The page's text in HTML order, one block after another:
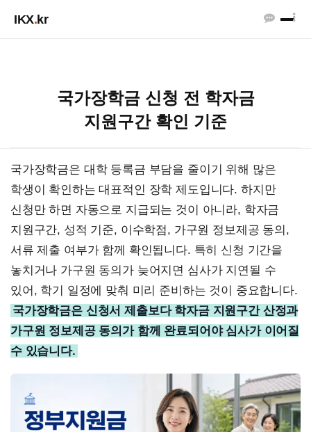
IKX.kr
국가장학금 신청 전 학자금
지원구간 확인 기준
국가장학금은 대학 등록금 부담을 줄이기 위해 많은
학생이 확인하는 대표적인 장학 제도입니다. 하지만
신청만 하면 자동으로 지급되는 것이 아니라, 학자금
지원구간, 성적 기준, 이수학점, 가구원 정보제공 동의,
서류 제출 여부가 함께 확인됩니다. 특히 신청 기간을
놓치거나 가구원 동의가 늦어지면 심사가 지연될 수
있어, 학기 일정에 맞춰 미리 준비하는 것이 중요합니다.
국가장학금은 신청서 제출보다 학자금 지원구간 산정과
가구원 정보제공 동의가 함께 완료되어야 심사가 이어질
수 있습니다.